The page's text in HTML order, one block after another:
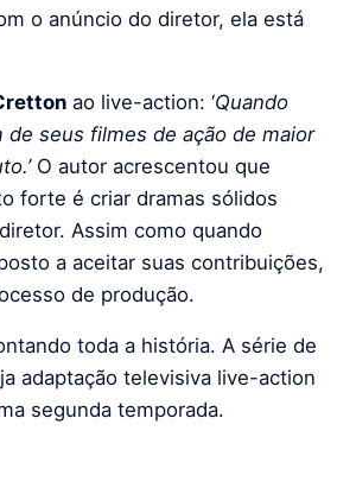
o anúncio do diretor, ela está
ao live-action: ‘Quando
seus filmes de ação de maior
O autor acrescentou que
forte é criar dramas sólidos
Assim como quando
a aceitar suas contribuições,
de produção.
toda a história. A série de
adaptação televisiva live-action
segunda temporada.